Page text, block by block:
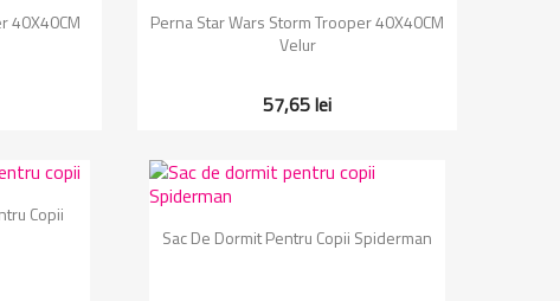
40X40CM
Vizualizare rapida
Perna Star Wars Storm Trooper 40X40CM
Velur
57,65 lei
Copii
Vizualizare rapida
Sac De Dormit Pentru Copii Spiderman